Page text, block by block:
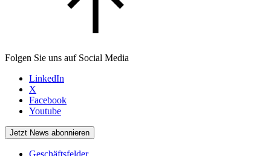
Folgen Sie uns auf Social Media
LinkedIn
X
Facebook
Youtube
Jetzt News abonnieren
Geschäftsfelder